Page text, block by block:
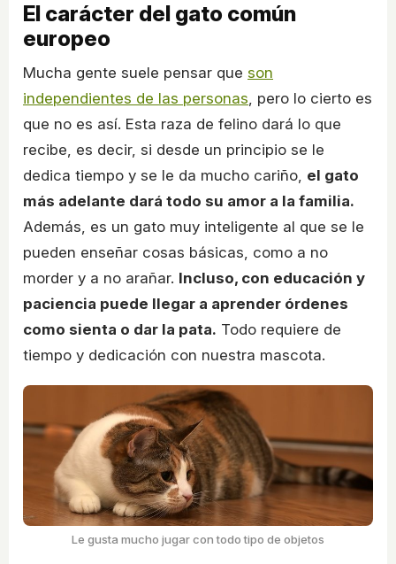
El carácter del gato común
europeo
Mucha gente suele pensar que son
independientes de las personas, pero lo cierto es
que no es así. Esta raza de felino dará lo que
recibe, es decir, si desde un principio se le
dedica tiempo y se le da mucho cariño, el gato
más adelante dará todo su amor a la familia.
Además, es un gato muy inteligente al que se le
pueden enseñar cosas básicas, como a no
morder y a no arañar. Incluso, con educación y
paciencia puede llegar a aprender órdenes
como sienta o dar la pata. Todo requiere de
tiempo y dedicación con nuestra mascota.
Le gusta mucho jugar con todo tipo de objetos